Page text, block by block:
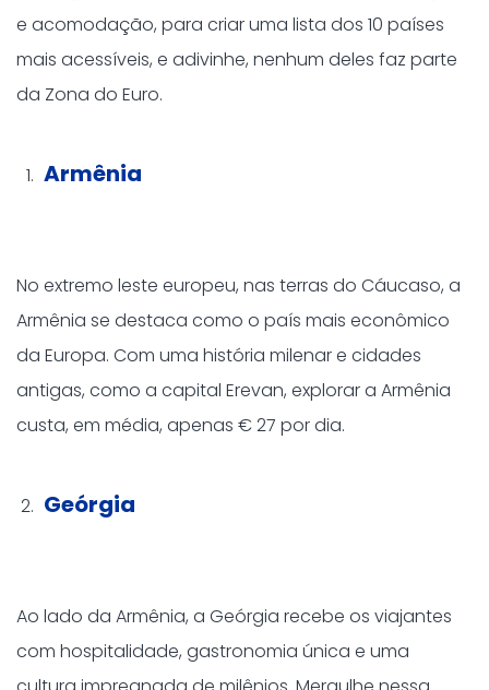
e acomodação, para criar uma lista dos 10 países
mais acessíveis, e adivinhe, nenhum deles faz parte
da Zona do Euro.
Armênia
No extremo leste europeu, nas terras do Cáucaso, a
Armênia se destaca como o país mais econômico
da Europa. Com uma história milenar e cidades
antigas, como a capital Erevan, explorar a Armênia
custa, em média, apenas € 27 por dia.
Geórgia
Ao lado da Armênia, a Geórgia recebe os viajantes
com hospitalidade, gastronomia única e uma